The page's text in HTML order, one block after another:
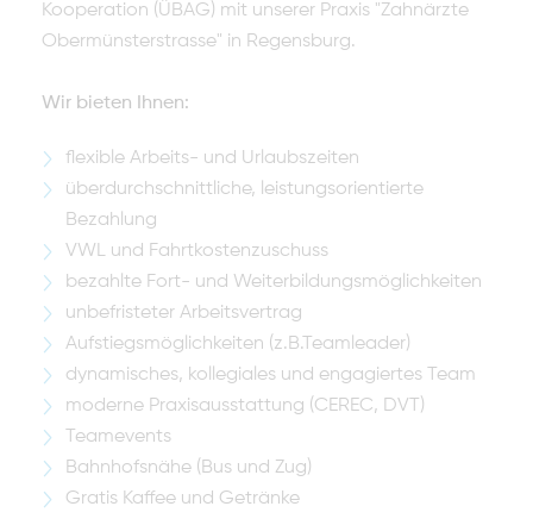
Kooperation (ÜBAG) mit unserer Praxis "Zahnärzte
Obermünsterstrasse" in Regensburg.
Wir bieten Ihnen:
flexible Arbeits- und Urlaubszeiten
überdurchschnittliche, leistungsorientierte
Bezahlung
VWL und Fahrtkostenzuschuss
bezahlte Fort- und Weiterbildungsmöglichkeiten
unbefristeter Arbeitsvertrag
Aufstiegsmöglichkeiten (z.B.Teamleader)
dynamisches, kollegiales und engagiertes Team
moderne Praxisausstattung (CEREC, DVT)
Teamevents
Bahnhofsnähe (Bus und Zug)
Gratis Kaffee und Getränke